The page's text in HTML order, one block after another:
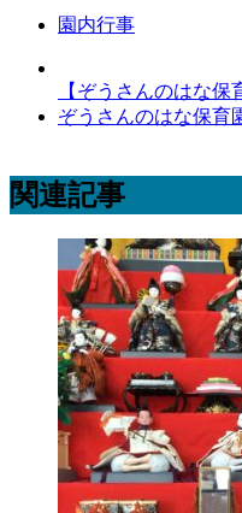
園内行事
【ぞうさんのはな
ぞうさんのはな保育
関連記事